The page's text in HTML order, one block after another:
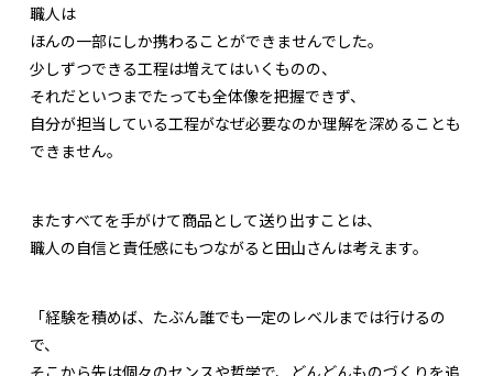
職人は
ほんの一部にしか携わることができませんでした。
少しずつできる工程は増えてはいくものの、
それだといつまでたっても全体像を把握できず、
自分が担当している工程がなぜ必要なのか理解を深めることも
できません。
またすべてを手がけて商品として送り出すことは、
職人の自信と責任感にもつながると田山さんは考えます。
「経験を積めば、たぶん誰でも一定のレベルまでは行けるの
で、
そこから先は個々のセンスや哲学で、どんどんものづくりを追